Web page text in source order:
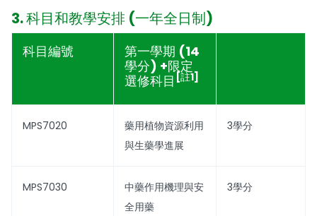
3. 科目和教學安排 (一年全日制)
科目編號
第一學期 (14
學分) +限定
選修科目 [註1]
MPS7020
藥用植物資源利用
與生藥學進展
3學分
MPS7030
中藥作用機理與安
全用藥
3學分